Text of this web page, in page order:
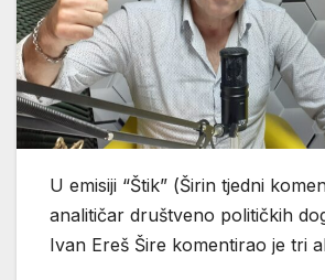
U emisiji “Štik” (Širin tjedni
analitičar društveno političkih
Ivan Ereš Šire komentirao je tri